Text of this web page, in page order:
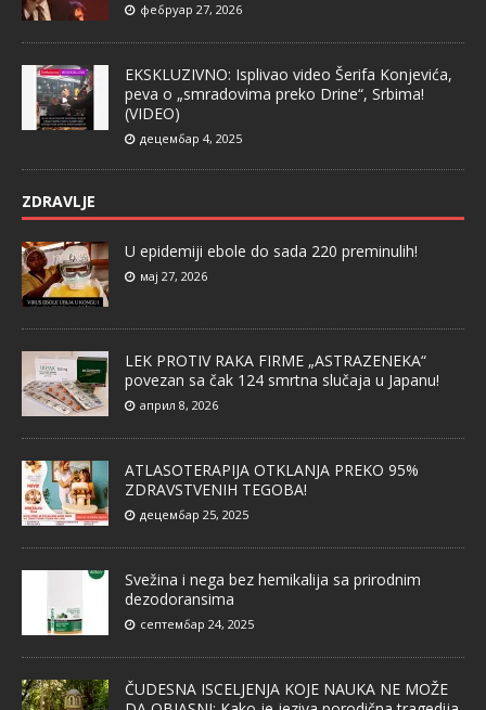
фебруар 27, 2026
EKSKLUZIVNO: Isplivao video Šerifa Konjevića,
peva o „smradovima preko Drine“, Srbima!
(VIDEO)
децембар 4, 2025
ZDRAVLJE
U epidemiji ebole do sada 220 preminulih!
мај 27, 2026
LEK PROTIV RAKA FIRME „ASTRAZENEKA“
povezan sa čak 124 smrtna slučaja u Japanu!
април 8, 2026
ATLASOTERAPIJA OTKLANJA PREKO 95%
ZDRAVSTVENIH TEGOBA!
децембар 25, 2025
Svežina i nega bez hemikalija sa prirodnim
dezodoransima
септембар 24, 2025
ČUDESNA ISCELJENJA KOJE NAUKA NE MOŽE